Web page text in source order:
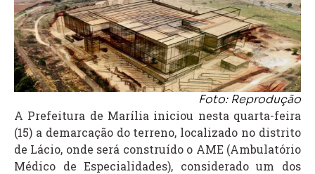
Foto: Reprodução
A Prefeitura de Marília iniciou nesta quarta-feira
(15) a demarcação do terreno, localizado no distrito
de Lácio, onde será construído o AME (Ambulatório
Médico de Especialidades), considerado um dos